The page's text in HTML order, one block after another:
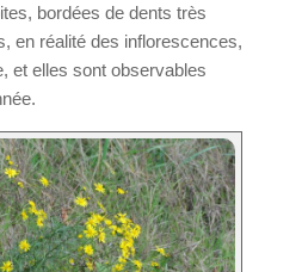
bordées de dents très
en réalité des inflorescences,
et elles sont observables